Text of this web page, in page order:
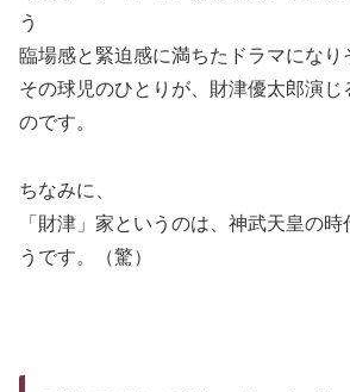
う
臨場感と緊迫感に満ちたドラマになり
その球児のひとりが、財津優太郎演じ
のです。
ちなみに、
「財津」家というのは、神武天皇の
うです。（驚）